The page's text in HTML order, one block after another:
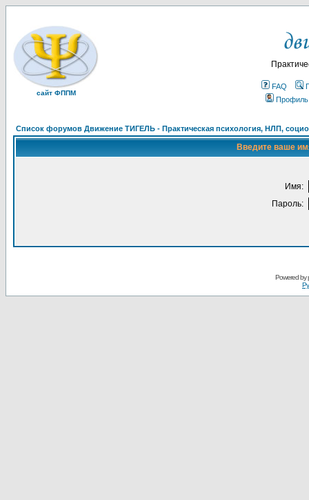
сайт ФППМ
FAQ
Профиль
Список форумов Движение ТИГЕЛЬ - Практическая психология, НЛП,
Введите ваше
Имя:
Пароль:
Powered by